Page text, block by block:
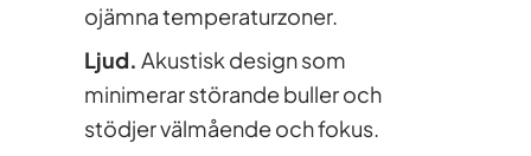
ojämna temperaturzoner.
Ljud. Akustisk design som
minimerar störande buller och
stödjer välmående och fokus.